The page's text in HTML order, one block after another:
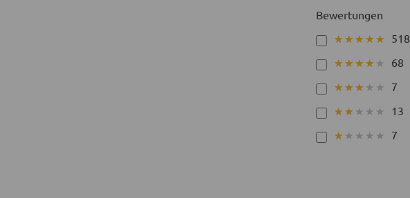
Bewertungen
★★★★★
★★★★★ 518
★★★★★
★★★★★ 68
★★★★★
★★★★★ 7
★★★★★
★★★★★ 13
★★★★★
★★★★★ 7